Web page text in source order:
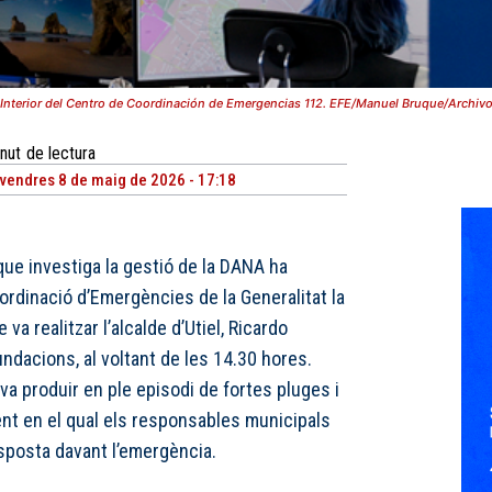
Interior del Centro de Coordinación de Emergencias 112. EFE/Manuel Bruque/Archivo
de lectura
8 de maig de 2026 - 17:18
investiga la gestió de la DANA ha
d’Emergències de la Generalitat la
realitzar l’alcalde d’Utiel, Ricardo
al voltant de les 14.30 hores.
produir en ple episodi de fortes pluges i
en el qual els responsables municipals
davant l’emergència.